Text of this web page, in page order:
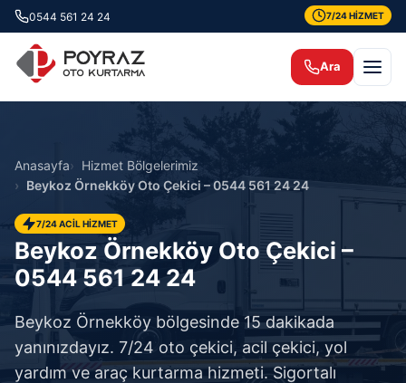
0544 561 24 24 7/24 HİZMET
Ara
Anasayfa
Hizmet Bölgelerimiz
Beykoz Örnekköy Oto Çekici – 0544 561 24 24
7/24 ACİL HİZMET
Beykoz Örnekköy Oto Çekici –
0544 561 24 24
Beykoz Örnekköy bölgesinde 15 dakikada
yanınızdayız. 7/24 oto çekici, acil çekici, yol
yardım ve araç kurtarma hizmeti. Sigortalı